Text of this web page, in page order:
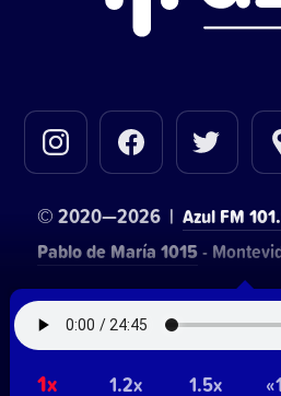
1x 1.2x 1.5x
© 2020—2026 | Azul FM
Pablo de María 1015-
Contacto comercial:Walter
NetUy
Privacidad~Términos y